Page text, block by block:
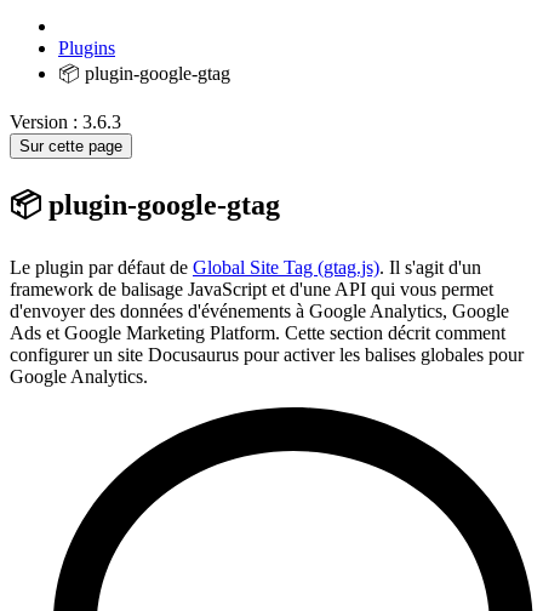
Plugins
📦 plugin-google-gtag
Version : 3.6.3
Sur cette page
📦 plugin-google-gtag
Le plugin par défaut de Global Site Tag (gtag.js). Il s'agit d'un
framework de balisage JavaScript et d'une API qui vous permet
d'envoyer des données d'événements à Google Analytics, Google
Ads et Google Marketing Platform. Cette section décrit comment
configurer un site Docusaurus pour activer les balises globales pour
Google Analytics.